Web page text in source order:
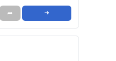
➦ ➜